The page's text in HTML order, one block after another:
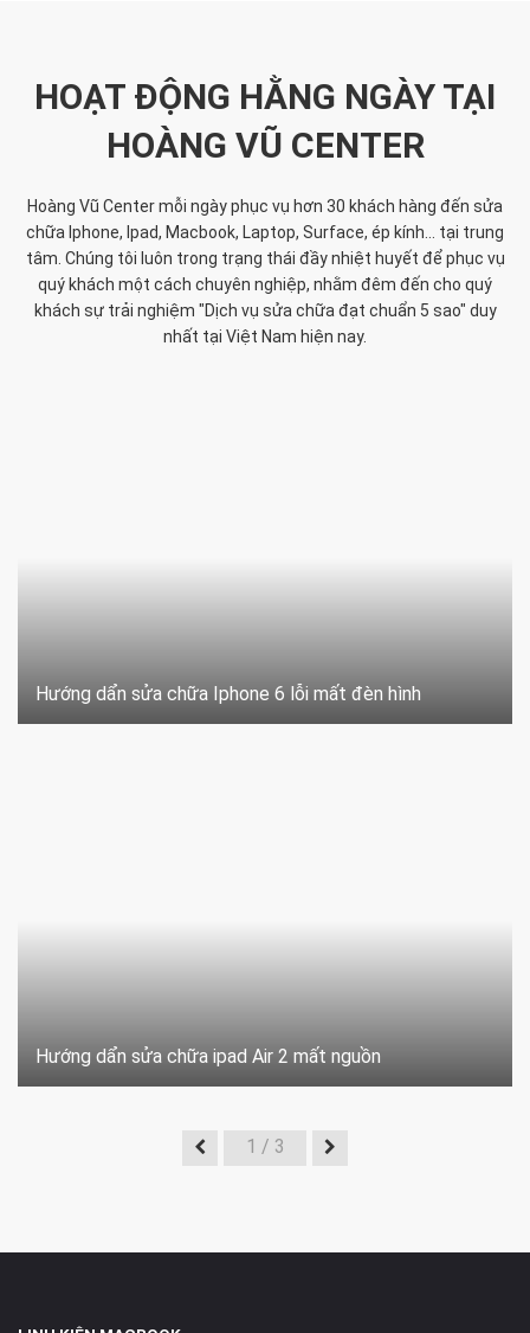
HOẠT ĐỘNG HẰNG NGÀY TẠI
HOÀNG VŨ CENTER
Hoàng Vũ Center mỗi ngày phục vụ hơn 30 khách hàng đến sửa
chữa Iphone, Ipad, Macbook, Laptop, Surface, ép kính... tại trung
tâm. Chúng tôi luôn trong trạng thái đầy nhiệt huyết để phục vụ
quý khách một cách chuyên nghiệp, nhằm đêm đến cho quý
khách sự trải nghiệm "Dịch vụ sửa chữa đạt chuẩn 5 sao" duy
nhất tại Việt Nam hiện nay.
Hướng dẩn sửa chữa Iphone 6 lỗi mất đèn hình
Hướng dẩn sửa chữa ipad Air 2 mất nguồn
1 / 3